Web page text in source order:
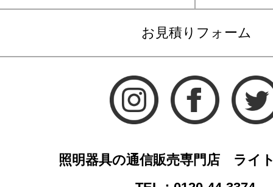
お見積りフォーム
照明器具の通信販売専門店 ライ